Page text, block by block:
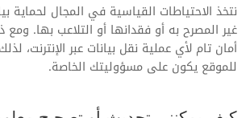
نتخذ الاحتياطات القياسية في المجال لحماية
غير المصرح به أو فقدانها أو التلاعب بها.
أمان تام لأي عملية نقل بيانات عبر الإنترنت،
للموقع يكون على مسؤوليتك الخاصة.